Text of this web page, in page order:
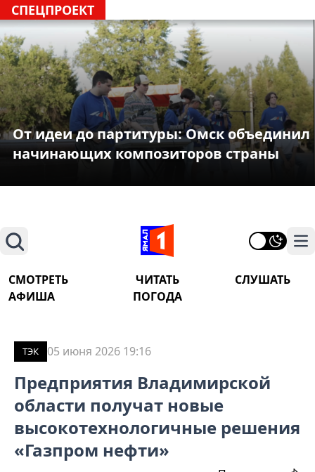
СПЕЦПРОЕКТ
От идеи до партитуры: Омск объединил
начинающих композиторов страны
Поиск
СМОТРЕТЬ ЧИТАТЬ
СЛУШАТЬ
АФИША
ПОГОДА
ТЭК 05 июня 2026 19:16
Предприятия Владимирской
области получат новые
высокотехнологичные решения
«Газпром нефти»